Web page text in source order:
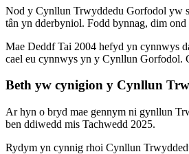
Nod y Cynllun Trwyddedu Gorfodol yw
tân yn dderbyniol. Fodd bynnag, dim
Mae Deddf Tai 2004 hefyd yn cynnwys
cael eu cynnwys yn y Cynllun
Beth yw cynigion y Cynllun
Ar hyn o bryd mae gennym ni gynllun
ben ddiwedd mis Tachwedd 2025.
Rydym yn cynnig rhoi Cynllun